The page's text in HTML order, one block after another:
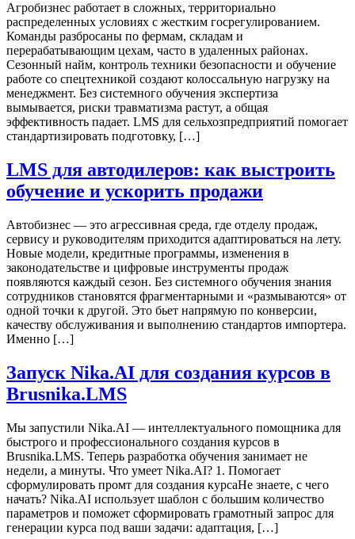
Агробизнес работает в сложных, территориально
распределенных условиях с жестким госрегулированием.
Команды разбросаны по фермам, складам и
перерабатывающим цехам, часто в удаленных районах.
Сезонный найм, контроль техники безопасности и обучение
работе со спецтехникой создают колоссальную нагрузку на
менеджмент. Без системного обучения экспертиза
вымывается, риски травматизма растут, а общая
эффективность падает. LMS для сельхозпредприятий помогает
стандартизировать подготовку, […]
LMS для автодилеров: как выстроить
обучение и ускорить продажи
Автобизнес — это агрессивная среда, где отделу продаж,
сервису и руководителям приходится адаптироваться на лету.
Новые модели, кредитные программы, изменения в
законодательстве и цифровые инструменты продаж
появляются каждый сезон. Без системного обучения знания
сотрудников становятся фрагментарными и «размываются» от
одной точки к другой. Это бьет напрямую по конверсии,
качеству обслуживания и выполнению стандартов импортера.
Именно […]
Запуск Nika.AI для создания курсов в
Brusnika.LMS
Мы запустили Nika.AI — интеллектуального помощника для
быстрого и профессионального создания курсов в
Brusnika.LMS. Теперь разработка обучения занимает не
недели, а минуты. Что умеет Nika.AI? 1. Помогает
сформулировать промт для создания курсаНе знаете, с чего
начать? Nika.AI использует шаблон с большим количество
параметров и поможет сформировать грамотный запрос для
генерации курса под ваши задачи: адаптация, […]